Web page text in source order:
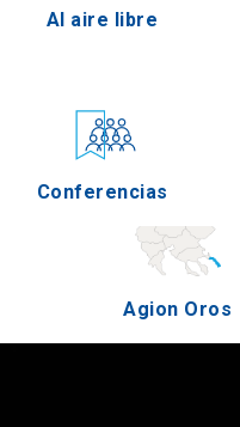
Agion Oros
Al aire libre
Conferencias